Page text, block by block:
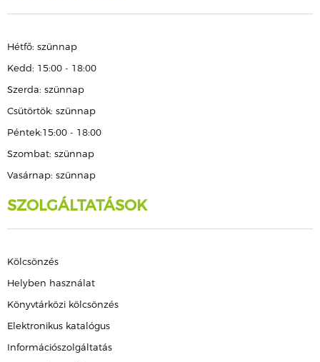
Hétfő: szünnap
Kedd: 15:00 - 18:00
Szerda: szünnap
Csütörtök: szünnap
Péntek:15:00 - 18:00
Szombat: szünnap
Vasárnap: szünnap
SZOLGÁLTATÁSOK
Kölcsönzés
Helyben használat
Könyvtárközi kölcsönzés
Elektronikus katalógus
Információszolgáltatás